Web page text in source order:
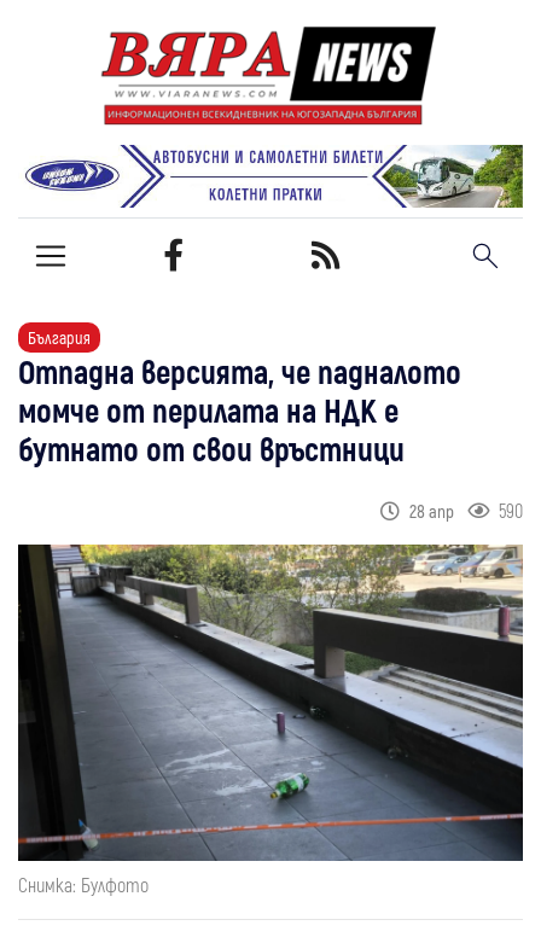
България
Отпадна версията, че падналото
момче от перилата на НДК е
бутнато от свои връстници
28 апр 590
Снимка: Булфото